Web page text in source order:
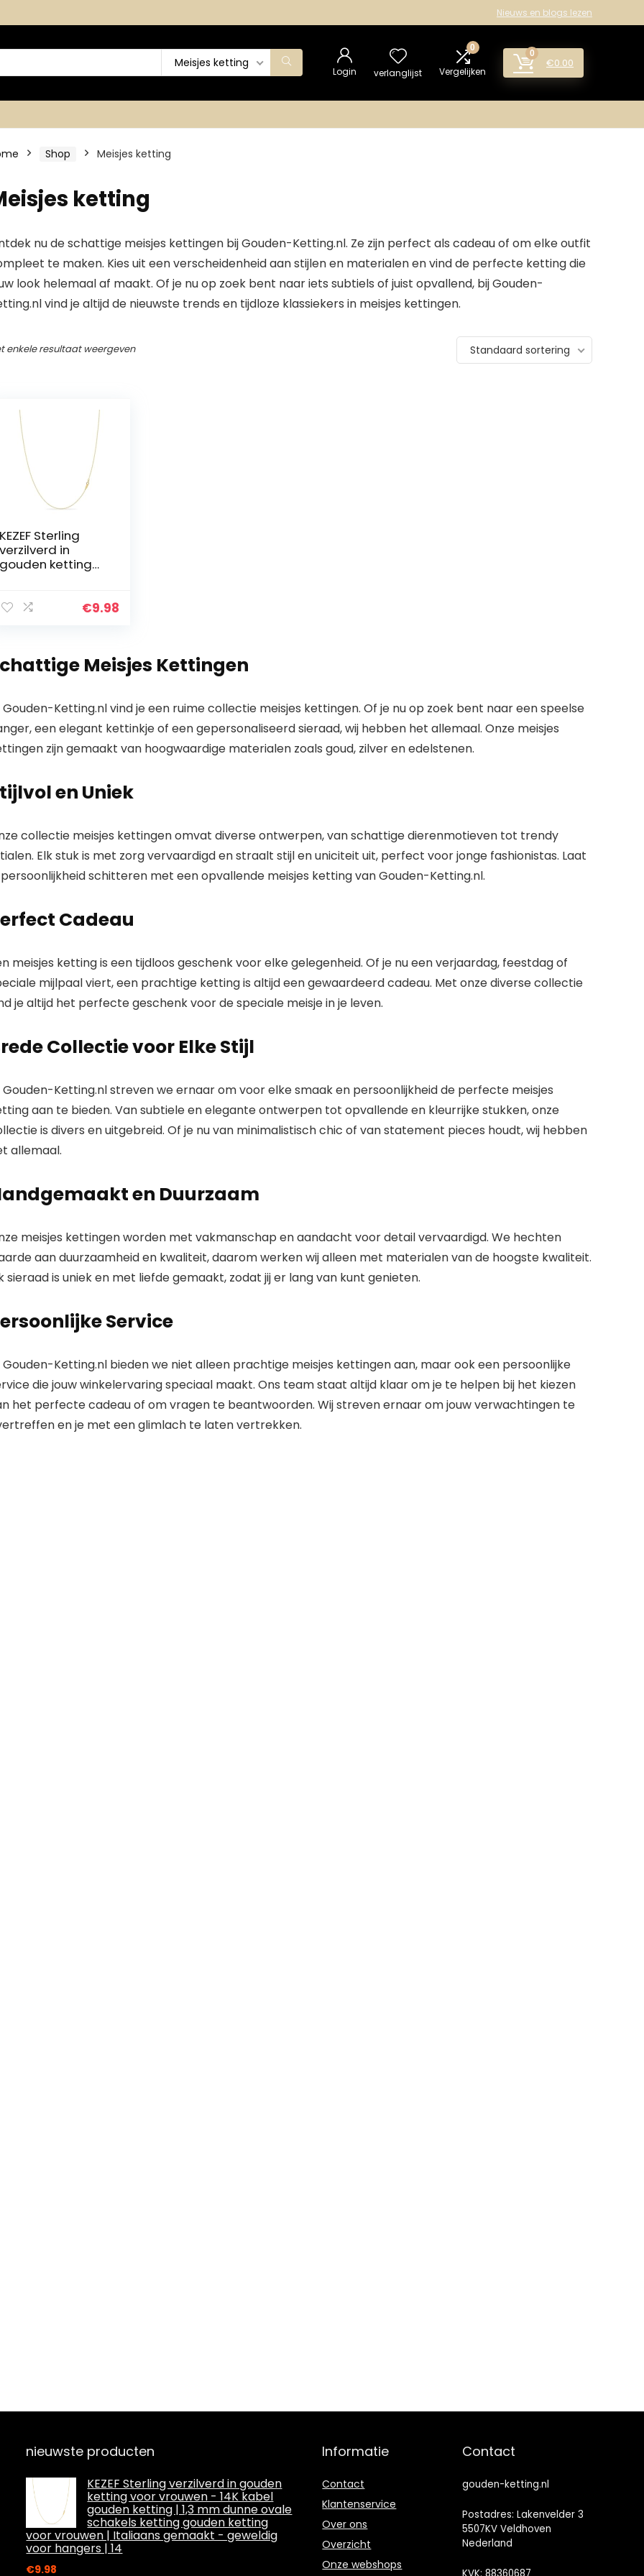
Nieuws en blogs lezen
Meisjes ketting
Login verlanglijst
0
Vergelijken
0
€0.00
Shop Meisjes ketting
ketting
nu de schattige meisjes kettingen bij Gouden-Ketting.nl. Ze zijn perfect als cadeau of om elke outfit
te maken. Kies uit een verscheidenheid aan stijlen en materialen en vind de perfecte ketting die
look helemaal af maakt. Of je nu op zoek bent naar iets subtiels of juist opvallend, bij Gouden-
vind je altijd de nieuwste trends en tijdloze klassiekers in meisjes kettingen.
enkele resultaat weergeven Standaard sortering
KEZEF Sterling
verzilverd in
gouden ketting
ketting | 1,3 mm
voor vrouwen |
geweldig voor
hangers | 14
€9.98
Meisjes Kettingen
Gouden-Ketting.nl vind je een ruime collectie meisjes kettingen. Of je nu op zoek bent naar een speelse
een elegant kettinkje of een gepersonaliseerd sieraad, wij hebben het allemaal. Onze meisjes
zijn gemaakt van hoogwaardige materialen zoals goud, zilver en edelstenen.
en Uniek
collectie meisjes kettingen omvat diverse ontwerpen, van schattige dierenmotieven tot trendy
Elk stuk is met zorg vervaardigd en straalt stijl en uniciteit uit, perfect voor jonge fashionistas. Laat
schitteren met een opvallende meisjes ketting van Gouden-Ketting.nl.
Cadeau
meisjes ketting is een tijdloos geschenk voor elke gelegenheid. Of je nu een verjaardag, feestdag of
mijlpaal viert, een prachtige ketting is altijd een gewaardeerd cadeau. Met onze diverse collectie
je altijd het perfecte geschenk voor de speciale meisje in je leven.
Collectie voor Elke Stijl
Gouden-Ketting.nl streven we ernaar om voor elke smaak en persoonlijkheid de perfecte meisjes
aan te bieden. Van subtiele en elegante ontwerpen tot opvallende en kleurrijke stukken, onze
is divers en uitgebreid. Of je nu van minimalistisch chic of van statement pieces houdt, wij hebben
allemaal.
en Duurzaam
meisjes kettingen worden met vakmanschap en aandacht voor detail vervaardigd. We hechten
aan duurzaamheid en kwaliteit, daarom werken wij alleen met materialen van de hoogste kwaliteit.
sieraad is uniek en met liefde gemaakt, zodat jij er lang van kunt genieten.
Service
Gouden-Ketting.nl bieden we niet alleen prachtige meisjes kettingen aan, maar ook een persoonlijke
die jouw winkelervaring speciaal maakt. Ons team staat altijd klaar om je te helpen bij het kiezen
het perfecte cadeau of om vragen te beantwoorden. Wij streven ernaar om jouw verwachtingen te
en je met een glimlach te laten vertrekken.
nieuwste producten
KEZEF Sterling verzilverd in gouden
ketting voor vrouwen - 14K kabel
gouden ketting | 1,3 mm dunne ovale
schakels ketting gouden ketting
voor vrouwen | Italiaans gemaakt - geweldig
voor hangers | 14
€9.98
Informatie
Contact
Klantenservice
Over ons
Overzicht
Onze webshops
Contact
gouden-ketting.nl
Postadres: Lakenvelder 3
5507KV Veldhoven
Nederland